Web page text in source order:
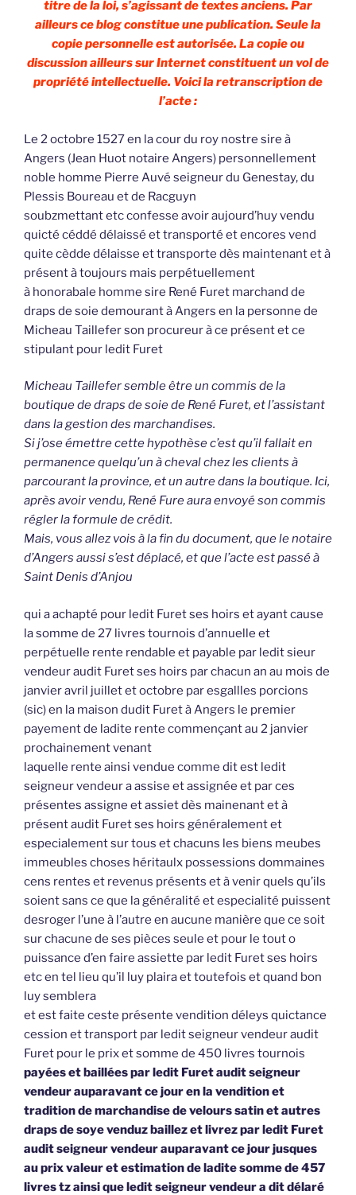
titre de la loi, s’agissant de textes anciens. Par
ailleurs ce blog constitue une publication. Seule la
copie personnelle est autorisée. La copie ou
discussion ailleurs sur Internet constituent un vol de
propriété intellectuelle. Voici la retranscription de
l’acte :
Le 2 octobre 1527 en la cour du roy nostre sire à
Angers (Jean Huot notaire Angers) personnellement
noble homme Pierre Auvé seigneur du Genestay, du
Plessis Boureau et de Racguyn
soubzmettant etc confesse avoir aujourd’huy vendu
quicté céddé délaissé et transporté et encores vend
quite cèdde délaisse et transporte dès maintenant et à
présent à toujours mais perpétuellement
à honorabale homme sire René Furet marchand de
draps de soie demourant à Angers en la personne de
Micheau Taillefer son procureur à ce présent et ce
stipulant pour ledit Furet
Micheau Taillefer semble être un commis de la
boutique de draps de soie de René Furet, et l’assistant
dans la gestion des marchandises.
Si j’ose émettre cette hypothèse c’est qu’il fallait en
permanence quelqu’un à cheval chez les clients à
parcourant la province, et un autre dans la boutique. Ici,
après avoir vendu, René Fure aura envoyé son commis
régler la formule de crédit.
Mais, vous allez vois à la fin du document, que le notaire
d’Angers aussi s’est déplacé, et que l’acte est passé à
Saint Denis d’Anjou
qui a achapté pour ledit Furet ses hoirs et ayant cause
la somme de 27 livres tournois d’annuelle et
perpétuelle rente rendable et payable par ledit sieur
vendeur audit Furet ses hoirs par chacun an au mois de
janvier avril juillet et octobre par esgallles porcions
(sic) en la maison dudit Furet à Angers le premier
payement de ladite rente commençant au 2 janvier
prochainement venant
laquelle rente ainsi vendue comme dit est ledit
seigneur vendeur a assise et assignée et par ces
présentes assigne et assiet dès mainenant et à
présent audit Furet ses hoirs généralement et
especialement sur tous et chacuns les biens meubes
immeubles choses héritaulx possessions dommaines
cens rentes et revenus présents et à venir quels qu’ils
soient sans ce que la généralité et especialité puissent
desroger l’une à l’autre en aucune manière que ce soit
sur chacune de ses pièces seule et pour le tout o
puissance d’en faire assiette par ledit Furet ses hoirs
etc en tel lieu qu’il luy plaira et toutefois et quand bon
luy semblera
et est faite ceste présente vendition déleys quictance
cession et transport par ledit seigneur vendeur audit
Furet pour le prix et somme de 450 livres tournois
payées et baillées par ledit Furet audit seigneur
vendeur auparavant ce jour en la vendition et
tradition de marchandise de velours satin et autres
draps de soye venduz baillez et livrez par ledit Furet
audit seigneur vendeur auparavant ce jour jusques
au prix valeur et estimation de ladite somme de 457
livres tz ainsi que ledit seigneur vendeur a dit délaré